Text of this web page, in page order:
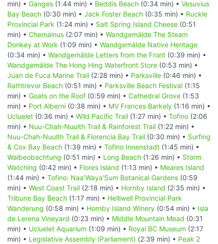
min) • Ganges (1:44 min) • Beddis Beach (0:34 min) • Vesuvius
Bay Beach (0:30 min) • Jack Foster Beach (0:35 min) • Ruckle
Provincial Park (1:24 min) • Salt Spring Island Cheese (0:51
min) • Chemainus (2:07 min) • Wandgemälde The Steam
Donkey at Work (1:09 min) • Wandgemälde Native Heritage
(0:34 min) • Wandgemälde Letters from the Front (0:39 min) •
Wandgemälde The Hong Hing Waterfront Store (0:53 min) •
Juan de Fuca Marine Trail (2:28 min) • Parksville (0:46 min) •
Rathtrevor Beach (0:51 min) • Parksville Beach Festival (1:15
min) • Goats on the Roof (0:59 min) • Cathedral Grove (1:53
min) • Port Alberni (0:38 min) • MV Frances Barkely (1:16 min) •
Ucluelet (0:36 min) • Wild Pacific Trail (1:27 min) • Tofino (2:06
min) • Nuu-Chah-Nuulth Trail & Rainforest Trail (1:22 min) •
Nuu-Chah-Nuulth Trail & Florencia Bay Trail (0:30 min) • Surfing
& Cox Bay Beach (1:39 min) • Tofino Innenstadt (1:45 min) •
Walbeobachtung (0:51 min) • Long Beach (1:26 min) • Storm
Watching (0:42 min) • Flores Island (1:13 min) • Meares Island
(1:44 min) • Tofino: Naa'Waya'Sum Botanical Gardens (0:59
min) • West Coast Trail (2:18 min) • Hornby Island (2:35 min) •
Tribune Bay Beach (1:17 min) • Helliwell Provincial Park
Wanderung (0:58 min) • Hornby Island Winery (0:54 min) • Isla
de Lerena Vineyard (0:23 min) • Middle Mountain Mead (0:31
min) • Ucluelet Aquarium (1:09 min) • Royal BC Museum (2:17
min) • Legislative Assembly (Parliament) (2:39 min) • Peak 2